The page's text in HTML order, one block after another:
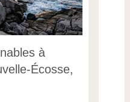
à
Écosse,